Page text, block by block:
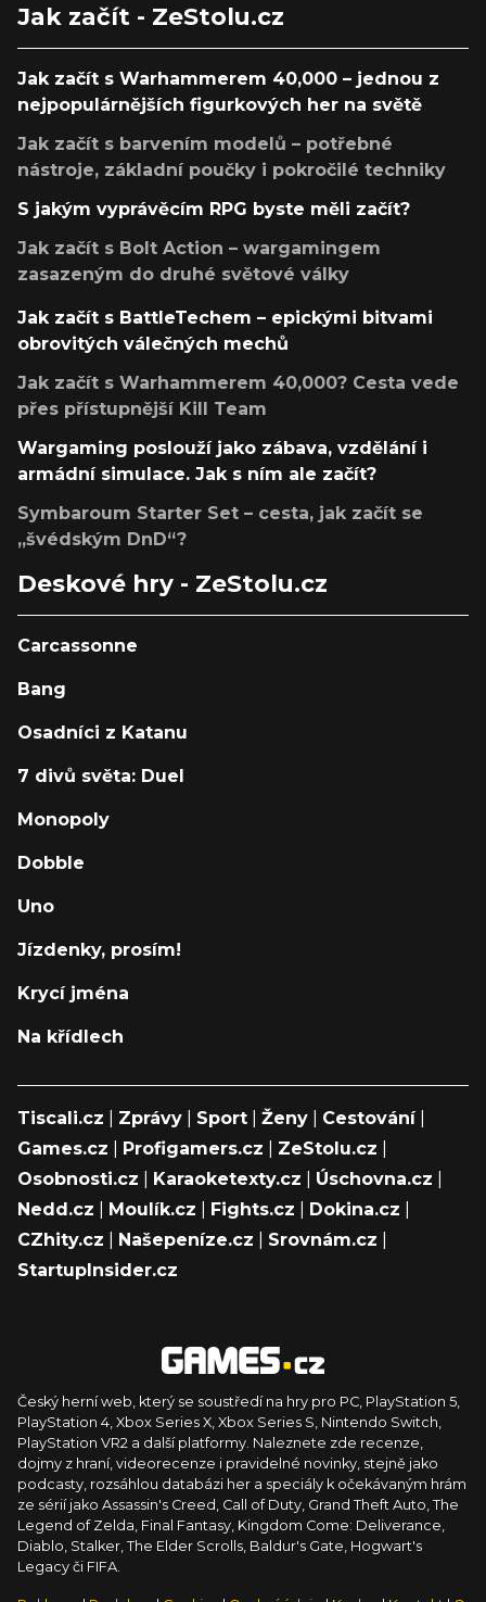
Jak začít - ZeStolu.cz
Jak začít s Warhammerem 40,000 – jednou z
nejpopulárnějších figurkových her na světě
Jak začít s barvením modelů – potřebné
nástroje, základní poučky i pokročilé techniky
S jakým vyprávěcím RPG byste měli začít?
Jak začít s Bolt Action – wargamingem
zasazeným do druhé světové války
Jak začít s BattleTechem – epickými bitvami
obrovitých válečných mechů
Jak začít s Warhammerem 40,000? Cesta vede
přes přístupnější Kill Team
Wargaming poslouží jako zábava, vzdělání i
armádní simulace. Jak s ním ale začít?
Symbaroum Starter Set – cesta, jak začít se
„švédským DnD“?
Deskové hry - ZeStolu.cz
Carcassonne
Bang
Osadníci z Katanu
7 divů světa: Duel
Monopoly
Dobble
Uno
Jízdenky, prosím!
Krycí jména
Na křídlech
Tiscali.cz Zprávy Sport Ženy Cestování|
Games.cz
Profigamers.cz ZeStolu.cz
Osobnosti.cz
Karaoketexty.cz Úschovna.cz
Nedd.cz
Moulík.cz Fights.cz Dokina.cz
CZhity.cz
Našepeníze.cz Srovnám.cz
StartupInsider.cz
Český herní web, který se soustředí na hry pro PC, PlayStation 5,
PlayStation 4, Xbox Series X, Xbox Series S, Nintendo Switch,
PlayStation VR2 a další platformy. Naleznete zde recenze,
dojmy z hraní, videorecenze i pravidelné novinky, stejně jako
podcasty, rozsáhlou databázi her a speciály k očekávaným hrám
ze sérií jako Assassin's Creed, Call of Duty, Grand Theft Auto, The
Legend of Zelda, Final Fantasy, Kingdom Come: Deliverance,
Diablo, Stalker, The Elder Scrolls, Baldur's Gate, Hogwart's
Legacy či FIFA.